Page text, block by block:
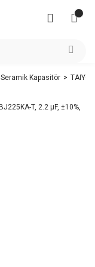
Seramik Kapasitör TAIYO